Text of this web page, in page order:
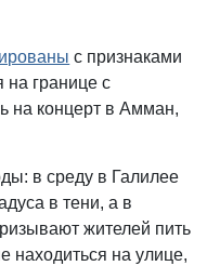
с признаками
на границе с
на концерт в Амман,
в среду в Галилее
в тени, а в
жителей пить
на улице,